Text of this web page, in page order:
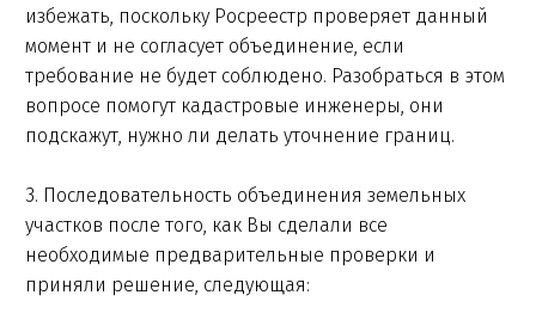
избежать, поскольку Росреестр проверяет данный
момент и не согласует объединение, если
требование не будет соблюдено. Разобраться в этом
вопросе помогут кадастровые инженеры, они
подскажут, нужно ли делать уточнение границ.
3. Последовательность объединения земельных
участков после того, как Вы сделали все
необходимые предварительные проверки и
приняли решение, следующая: